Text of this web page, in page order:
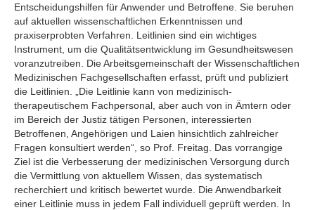
Entscheidungshilfen für Anwender und Betroffene. Sie beruhen
auf aktuellen wissenschaftlichen Erkenntnissen und
praxiserprobten Verfahren. Leitlinien sind ein wichtiges
Instrument, um die Qualitätsentwicklung im Gesundheitswesen
voranzutreiben. Die Arbeitsgemeinschaft der Wissenschaftlichen
Medizinischen Fachgesellschaften erfasst, prüft und publiziert
die Leitlinien. „Die Leitlinie kann von medizinisch-
therapeutischem Fachpersonal, aber auch von in Ämtern oder
im Bereich der Justiz tätigen Personen, interessierten
Betroffenen, Angehörigen und Laien hinsichtlich zahlreicher
Fragen konsultiert werden“, so Prof. Freitag. Das vorrangige
Ziel ist die Verbesserung der medizinischen Versorgung durch
die Vermittlung von aktuellem Wissen, das systematisch
recherchiert und kritisch bewertet wurde. Die Anwendbarkeit
einer Leitlinie muss in jedem Fall individuell geprüft werden. In